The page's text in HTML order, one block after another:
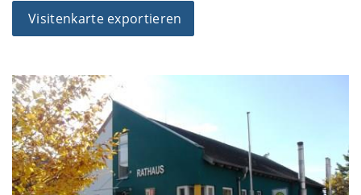
Visitenkarte exportieren